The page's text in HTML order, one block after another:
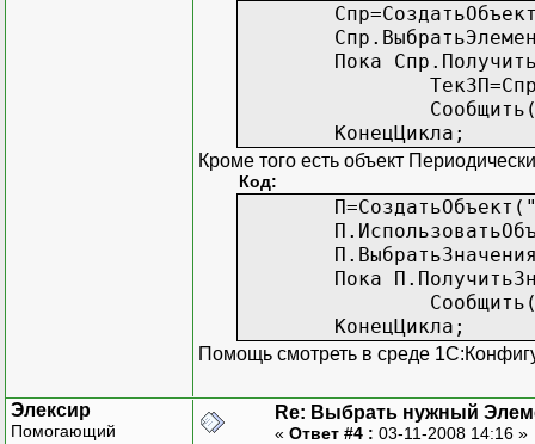
Пока
КонецЦикла;
Кроме того есть объект
Код:
Пока
КонецЦикла;
Помощь смотреть в среде
Элексир
Помогающий
Re: Выбрать нужный
« Ответ #4 : 03-11-2008 14:16 »